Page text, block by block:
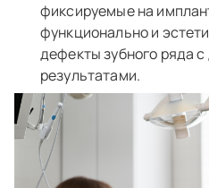
фиксируемые на
функционально и
дефекты зубного ряда
результатами.